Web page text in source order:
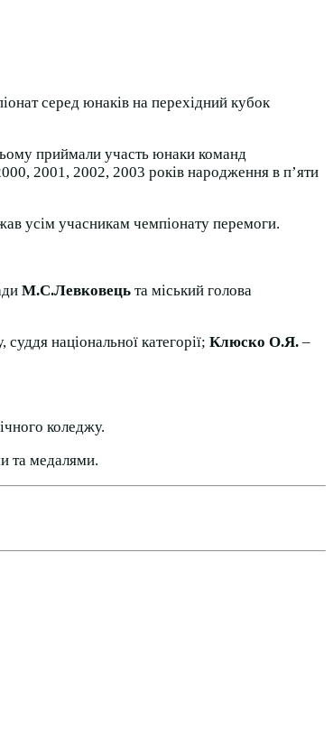
серед юнаків на перехідний кубок
приймали участь юнаки команд
2001, 2002, 2003 років народження в п’яти
усім учасникам чемпіонату перемоги.
М.С.Левковець та міський голова
суддя національної категорії; Клюско О.Я. –
коледжу.
та медалями.